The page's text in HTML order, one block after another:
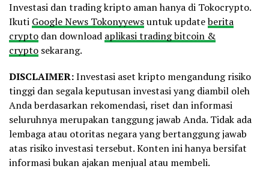
Investasi dan trading kripto aman hanya di Tokocrypto.
Ikuti Google News Tokonyyewsuntuk updateberita
crypto dan download aplikasi trading bitcoin &
crypto sekarang.
DISCLAIMER:Investasi aset kripto mengandung risiko
tinggi dan segala keputusan investasi yang diambil oleh
Anda berdasarkan rekomendasi, riset dan informasi
seluruhnya merupakan tanggung jawab Anda. Tidak ada
lembaga atau otoritas negara yang bertanggung jawab
atas risiko investasi tersebut. Konten ini hanya bersifat
informasi bukan ajakan menjual atau membeli.